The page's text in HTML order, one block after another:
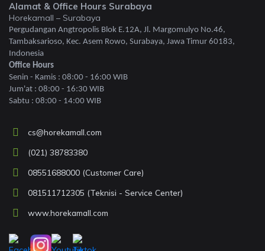
Alamat & Office Hours Surabaya
Horekamall – Surabaya
Pergudangan Angtropolis Blok E.12A, Jl. Margomulyo No.46,
Tambaksarioso, Kec. Asem Rowo, Surabaya, Jawa Timur 60183,
Indonesia
Office Hours
Senin - Kamis : 08:00 - 16:00 WIB
Jum'at : 08:00 - 16:30 WIB
Sabtu : 08:00 - 14:00 WIB
cs@horekamall.com
(021) 38783380
08551688000 (Customer Care)
081511712305 (Teknisi - Service Center)
www.horekamall.com